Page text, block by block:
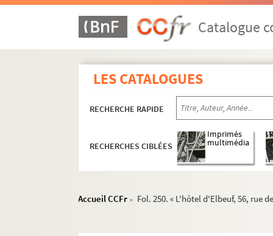
Catalogue
LES CATALOGUES
RECHERCHE RAPIDE
RECHERCHES CIBLÉES
Imprimés
multimédia
Accueil CCFr > Fol. 250. « L'hôtel d'Elbeuf, 56, rue